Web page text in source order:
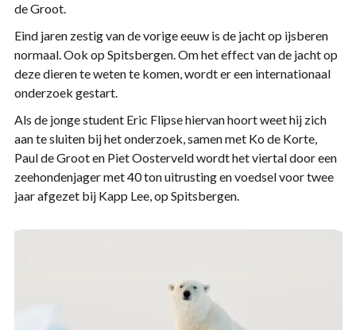
de Groot.
Eind jaren zestig van de vorige eeuw is de jacht op ijsberen
normaal. Ook op Spitsbergen. Om het effect van de jacht op
deze dieren te weten te komen, wordt er een internationaal
onderzoek gestart.
Als de jonge student Eric Flipse hiervan hoort weet hij zich
aan te sluiten bij het onderzoek, samen met Ko de Korte,
Paul de Groot en Piet Oosterveld wordt het viertal door een
zeehondenjager met 40 ton uitrusting en voedsel voor twee
jaar afgezet bij Kapp Lee, op Spitsbergen.